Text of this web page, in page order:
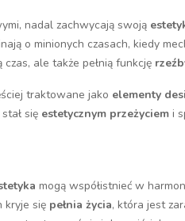
nadal zachwycają swoją
o minionych czasach, kiedy
ale także pełnią funkcję
traktowane jako elementy
się estetycznym przeżyciem i
mogą współistnieć w
kryje się pełnia życia, która jest